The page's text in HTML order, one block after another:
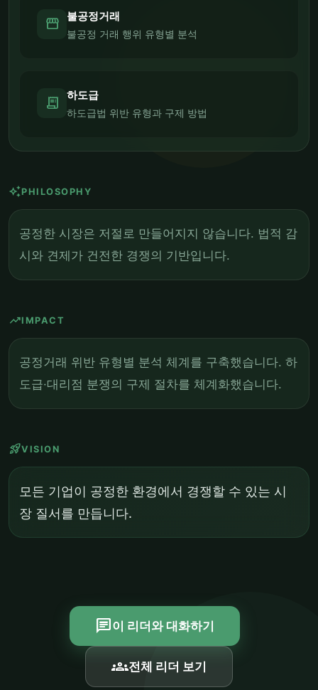
storefront 불공정거래
불공정 거래 행위 유형별 분석
receipt_long 하도급
하도급법 위반 유형과 구제 방법
auto_awesomePHILOSOPHY
공정한 시장은 저절로 만들어지지 않습니다. 법적 감
시와 견제가 건전한 경쟁의 기반입니다.
trending_upIMPACT
공정거래 위반 유형별 분석 체계를 구축했습니다. 하
도급·대리점 분쟁의 구제 절차를 체계화했습니다.
rocket_launchVISION
모든 기업이 공정한 환경에서 경쟁할 수 있는 시
장 질서를 만듭니다.
chat이 리더와 대화하기
groups전체 리더 보기